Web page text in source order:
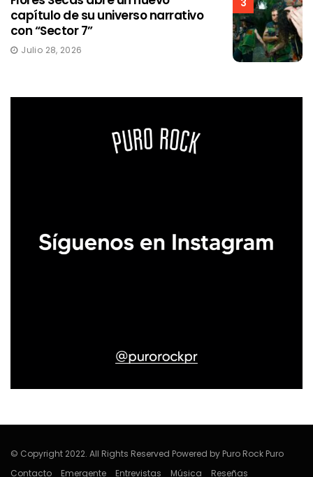
3
capítulo de su universo narrativo
con “Sector 7”
Julio 28, 2026
© Copyright 2022. All Rights Reserved Powered by Puro Rock Puro
Contacto
Emergente Entrevistas Música Reseñas